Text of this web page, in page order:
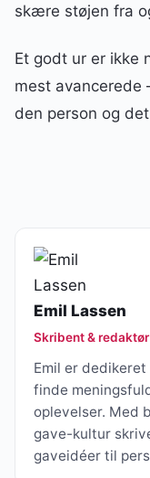
skære støjen fra
Et godt ur er ikke
mest avancerede
den person og
Emil Lassen
Skribent & redaktør
Emil er
finde
oplevelser. Med
gave-kultur
gaveidéer til